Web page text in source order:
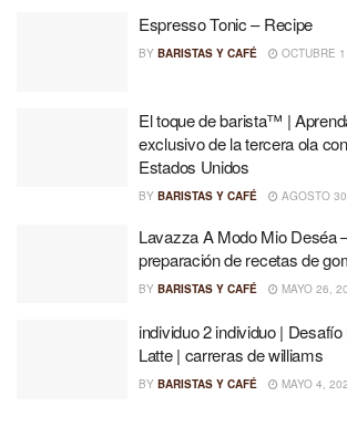
Espresso Tonic – Recipe
BY BARISTAS Y CAFÉ OCTUBRE
El toque de barista™ |
exclusivo de la tercera ola
Estados Unidos
BY BARISTAS Y CAFÉ AGOSTO
Lavazza A Modo Mio Deséa
preparación de recetas de
BY BARISTAS Y CAFÉ MAYO 26,
individuo 2 individuo |
Latte | carreras de williams
BY BARISTAS Y CAFÉ MAYO 4,